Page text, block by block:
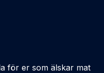
för er som älskar mat